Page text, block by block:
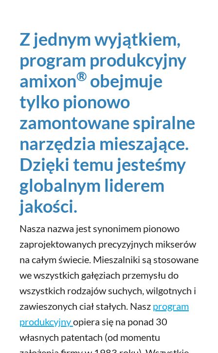
Z jednym wyjątkiem,
program produkcyjny
amixon® obejmuje
tylko pionowo
zamontowane spiralne
narzędzia mieszające.
Dzięki temu jesteśmy
globalnym liderem
jakości.
Nasza nazwa jest synonimem pionowo
zaprojektowanych precyzyjnych mikserów
na całym świecie. Mieszalniki są stosowane
we wszystkich gałęziach przemysłu do
wszystkich rodzajów suchych, wilgotnych i
zawieszonych ciał stałych. Nasz program
produkcyjnyopiera się na ponad 30
własnych patentach (od momentu